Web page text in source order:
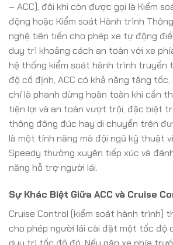
– ACC), đôi khi còn được gọi là Kiểm
động hoặc Kiểm soát Hành trình
nghệ tiên tiến cho phép xe tự động
duy trì khoảng cách an toàn với xe
hệ thống kiểm soát hành trình truyền
độ cố định, ACC có khả năng tăng
chí là phanh dừng hoàn toàn khi cần
tiện lợi và an toàn vượt trội, đặc biệt
thông đông đúc hay di chuyển trên
là một tính năng mà đội ngũ kỹ thuật
Speedy thường xuyên tiếp xúc và
năng hỗ trợ người lái.
Sự Khác Biệt Giữa ACC và Cruise
Cruise Control (kiểm soát hành trình)
cho phép người lái cài đặt một tốc độ